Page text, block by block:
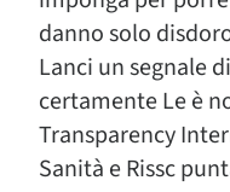
danno solo
Lanci un segnale
certamente Le è
Transparency
Sanità e Rissc